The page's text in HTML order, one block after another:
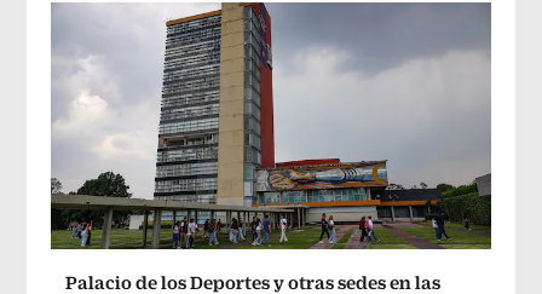
Palacio de los Deportes y otras sedes en las